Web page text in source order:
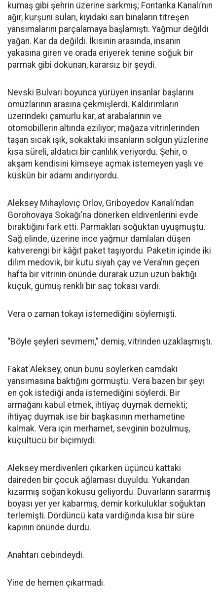
kumaş gibi şehrin üzerine sarkmış; Fontanka Kanalı’nın
ağır, kurşuni suları, kıyıdaki sarı binaların titreşen
yansımalarını parçalamaya başlamıştı. Yağmur değildi
yağan. Kar da değildi. İkisinin arasında, insanın
yakasına giren ve orada eriyerek tenine soğuk bir
parmak gibi dokunan, kararsız bir şeydi.
Nevski Bulvarı boyunca yürüyen insanlar başlarını
omuzlarının arasına çekmişlerdi. Kaldırımların
üzerindeki çamurlu kar, at arabalarının ve
otomobillerin altında eziliyor; mağaza vitrinlerinden
taşan sıcak ışık, sokaktaki insanların solgun yüzlerine
kısa süreli, aldatıcı bir canlılık veriyordu. Şehir, o
akşam kendisini kimseye açmak istemeyen yaşlı ve
küskün bir adamı andırıyordu.
Aleksey Mihayloviç Orlov, Griboyedov Kanalı’ndan
Gorohovaya Sokağı’na dönerken eldivenlerini evde
bıraktığını fark etti. Parmakları soğuktan uyuşmuştu.
Sağ elinde, üzerine ince yağmur damlaları düşen
kahverengi bir kâğıt paket taşıyordu. Paketin içinde iki
dilim medovik, bir kutu siyah çay ve Vera’nın geçen
hafta bir vitrinin önünde durarak uzun uzun baktığı
küçük, gümüş renkli bir saç tokası vardı.
Vera o zaman tokayı istemediğini söylemişti.
“Böyle şeyleri sevmem,” demiş, vitrinden uzaklaşmıştı.
Fakat Aleksey, onun bunu söylerken camdaki
yansımasına baktığını görmüştü. Vera bazen bir şeyi
en çok istediği anda istemediğini söylerdi. Bir
armağanı kabul etmek, ihtiyaç duymak demekti;
ihtiyaç duymak ise bir başkasının merhametine
kalmak. Vera için merhamet, sevginin bozulmuş,
küçültücü bir biçimiydi.
Aleksey merdivenleri çıkarken üçüncü kattaki
daireden bir çocuk ağlaması duyuldu. Yukarıdan
kızarmış soğan kokusu geliyordu. Duvarların sararmış
boyası yer yer kabarmış, demir korkuluklar soğuktan
terlemişti. Dördüncü kata vardığında kısa bir süre
kapının önünde durdu.
Anahtarı cebindeydi.
Yine de hemen çıkarmadı.